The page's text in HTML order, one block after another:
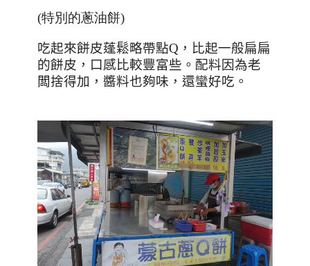
(特別的蔥油餅)
吃起來餅皮蓬鬆略帶點Q ，比起一般扁扁
的餅皮，口感比較豐富些。配料因為老
闆捨得加，醬料也夠味，還蠻好吃。